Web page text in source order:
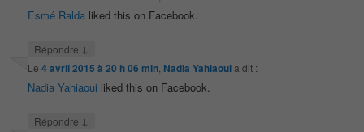
Esmé Ralda liked this on Facebook.
Répondre ↓
Le4 avril 2015 à 20 h 06 min Nadia Yahiaouia dit :
Nadia Yahiaoui liked this on Facebook.
Répondre ↓